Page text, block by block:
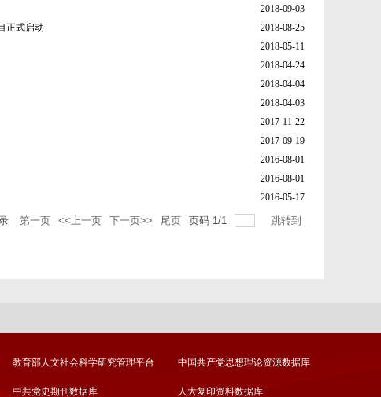
2018-09-03
正式启动
2018-08-25
2018-05-11
2018-04-24
2018-04-04
2018-04-03
2017-11-22
2017-09-19
2016-08-01
2016-08-01
2016-05-17
第一页 <<上一页 下一页>> 尾页 页码 1/1 跳转到
教育部人文社会科学研究管理平台 中国共产党思想理论资源数据库
中共党史期刊数据库 人大复印资料数据库